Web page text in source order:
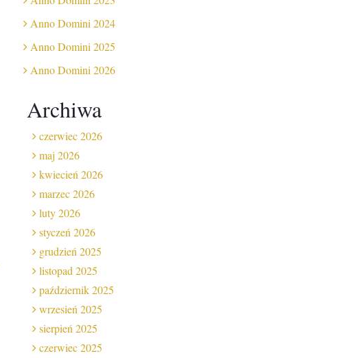
Anno Domini 2024
Anno Domini 2025
Anno Domini 2026
Archiwa
czerwiec 2026
maj 2026
kwiecień 2026
marzec 2026
luty 2026
styczeń 2026
grudzień 2025
listopad 2025
październik 2025
wrzesień 2025
sierpień 2025
czerwiec 2025